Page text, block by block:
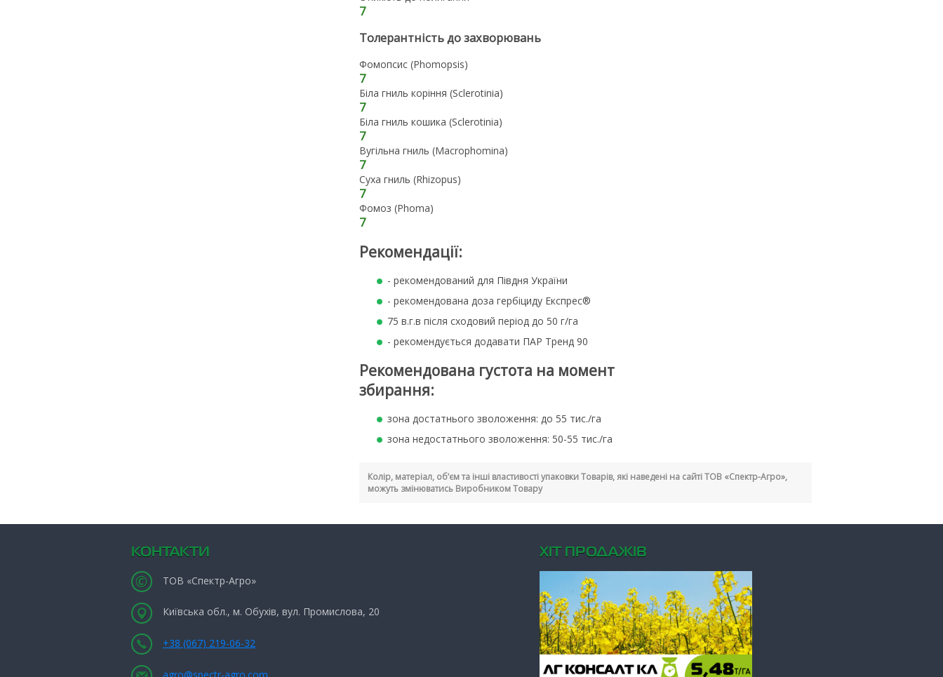
7
Толерантність до захворювань
Фомопсис (Phomopsis)
7
Біла гниль коріння (Sclerotinia)
7
Біла гниль кошика (Sclerotinia)
7
Вугільна гниль (Macrophomina)
7
Суха гниль (Rhizopus)
7
Фомоз (Phoma)
7
Рекомендації:
- рекомендований для Півдня України
- рекомендована доза гербіциду Експрес®
75 в.г.в після сходовий період до 50 г/га
- рекомендується додавати ПАР Тренд 90
Рекомендована густота на момент
збирання:
зона достатнього зволоження: до 55 тис./га
зона недостатнього зволоження: 50-55 тис./га
Колір, матеріал, об’єм та інші властивості упаковки Товарів, які наведені на сайті ТОВ «Спектр-Агро»,
можуть змінюватись Виробником Товару
КОНТАКТИ
ТОВ «Спектр-Агро»
Київська обл., м. Обухів, вул. Промислова, 20
+38 (067) 219-06-32
ХIТ ПРОДАЖІВ